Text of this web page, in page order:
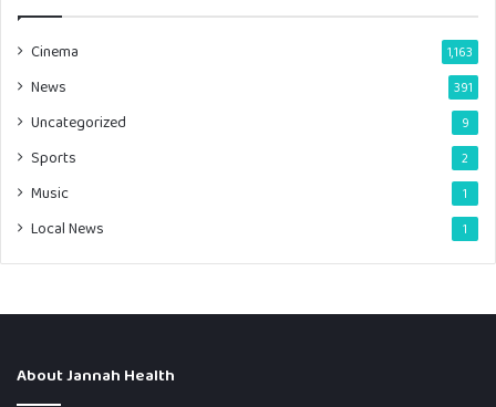
Cinema 1,163
News 391
Uncategorized 9
Sports 2
Music 1
Local News 1
About Jannah Health